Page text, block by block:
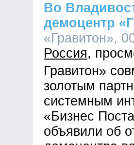
Во
демоцентр
«Гравитон»,
Россия
Гравитон»
золотым
системным
«Бизнес
объявили об